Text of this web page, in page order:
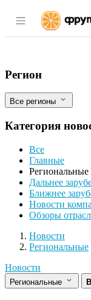
Раздел
В Тыве
Фильтры
Регион
Все регионы
Категория
Все
Главные
Региональные
Дальнее
Ближнее
Новости
Обзоры
Новости
Разделы
Новости
Региональные
Новости
Региональные